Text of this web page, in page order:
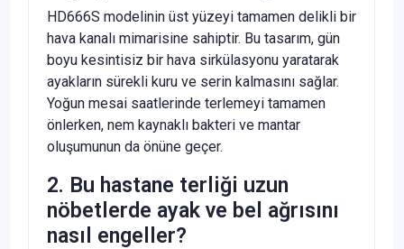
HD666S modelinin üst yüzeyi tamamen delikli bir
hava kanalı mimarisine sahiptir. Bu tasarım, gün
boyu kesintisiz bir hava sirkülasyonu yaratarak
ayakların sürekli kuru ve serin kalmasını sağlar.
Yoğun mesai saatlerinde terlemeyi tamamen
önlerken, nem kaynaklı bakteri ve mantar
oluşumunun da önüne geçer.
2. Bu hastane terliği uzun
nöbetlerde ayak ve bel ağrısını
nasıl engeller?